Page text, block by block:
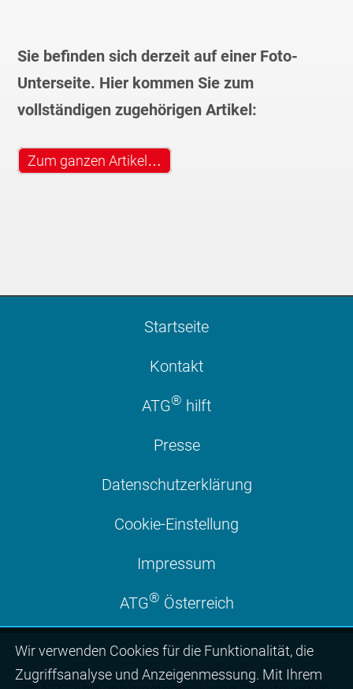
Sie befinden sich derzeit auf einer Foto-
Unterseite. Hier kommen Sie zum
vollständigen zugehörigen Artikel:
Zum ganzen Artikel…
Startseite
Kontakt
ATG® hilft
Presse
Datenschutzerklärung
Cookie-Einstellung
Impressum
ATG® Österreich
Wir ver­wen­den Cookies für die Funktio­na­lität, die
Zugriffs­ana­lyse und Anzei­gen­mes­sung. Mit Ihrem